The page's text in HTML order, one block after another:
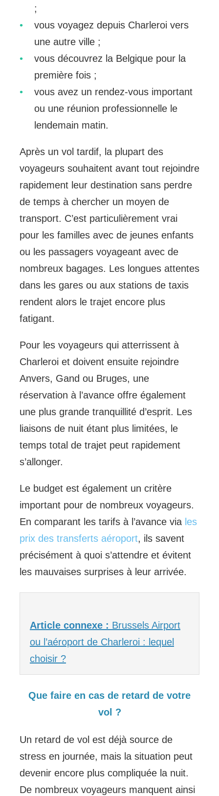
;
vous voyagez depuis Charleroi vers
une autre ville ;
vous découvrez la Belgique pour la
première fois ;
vous avez un rendez-vous important
ou une réunion professionnelle le
lendemain matin.
Après un vol tardif, la plupart des
voyageurs souhaitent avant tout rejoindre
rapidement leur destination sans perdre
de temps à chercher un moyen de
transport. C’est particulièrement vrai
pour les familles avec de jeunes enfants
ou les passagers voyageant avec de
nombreux bagages. Les longues attentes
dans les gares ou aux stations de taxis
rendent alors le trajet encore plus
fatigant.
Pour les voyageurs qui atterrissent à
Charleroi et doivent ensuite rejoindre
Anvers, Gand ou Bruges, une
réservation à l’avance offre également
une plus grande tranquillité d’esprit. Les
liaisons de nuit étant plus limitées, le
temps total de trajet peut rapidement
s’allonger.
Le budget est également un critère
important pour de nombreux voyageurs.
En comparant les tarifs à l’avance via les
prix des transferts aéroport, ils savent
précisément à quoi s’attendre et évitent
les mauvaises surprises à leur arrivée.
Article connexe : Brussels Airport
ou l’aéroport de Charleroi : lequel
choisir ?
Que faire en cas de retard de votre
vol ?
Un retard de vol est déjà source de
stress en journée, mais la situation peut
devenir encore plus compliquée la nuit.
De nombreux voyageurs manquent ainsi